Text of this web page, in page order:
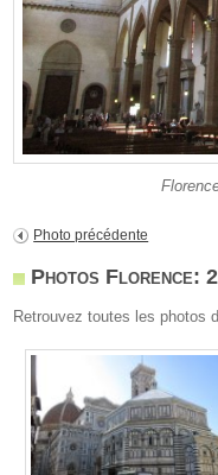
Photo précédente
Photos Florence:
Retrouvez toutes les photos